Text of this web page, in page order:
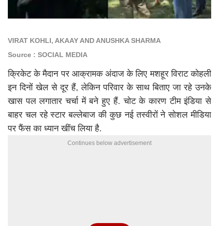
VIRAT KOHLI, AKAAY AND ANUSHKA SHARMA
Source : SOCIAL MEDIA
क्रिकेट के मैदान पर आक्रामक अंदाज के लिए मशहूर विराट कोहली
इन दिनों खेल से दूर हैं, लेकिन परिवार के साथ बिताए जा रहे उनके
खास पल लगातार चर्चा में बने हुए हैं. चोट के कारण टीम इंडिया से
बाहर चल रहे स्टार बल्लेबाज की कुछ नई तस्वीरों ने सोशल मीडिया
पर फैंस का ध्यान खींच लिया है.
Continues below advertisement